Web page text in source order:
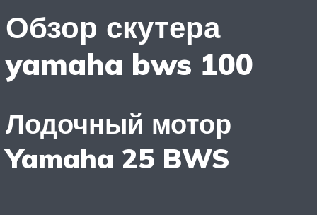
Обзор скутера
yamaha bws 100
Лодочный мотор
Yamaha 25 BWS